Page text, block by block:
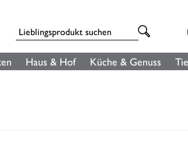
Haus & Hof Küche & Genuss